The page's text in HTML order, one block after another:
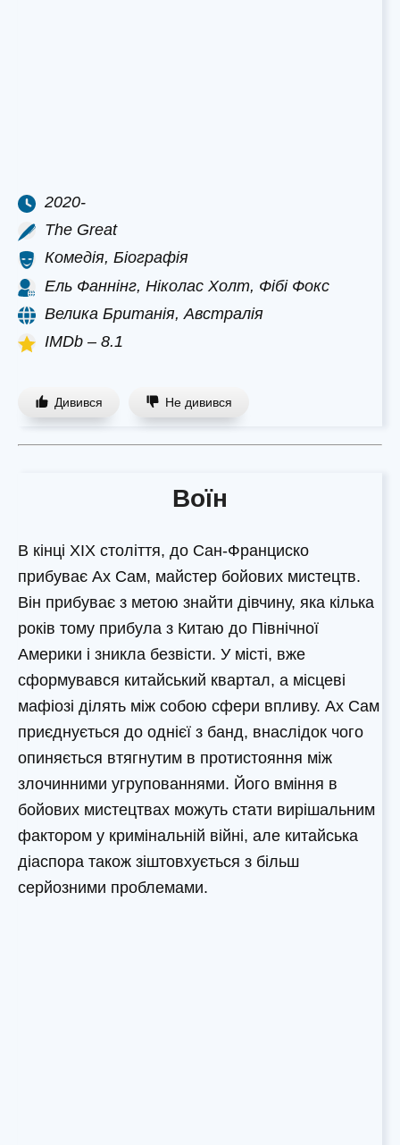
2020-
The Great
Комедія, Біографія
Ель Фаннінг, Ніколас Холт, Фібі Фокс
Велика Британія, Австралія
IMDb – 8.1
Дивився Не дивився
Воїн
В кінці XIX століття, до Сан-Франциско
прибуває Ах Сам, майстер бойових мистецтв.
Він прибуває з метою знайти дівчину, яка кілька
років тому прибула з Китаю до Північної
Америки і зникла безвісти. У місті, вже
сформувався китайський квартал, а місцеві
мафіозі ділять між собою сфери впливу. Ах Сам
приєднується до однієї з банд, внаслідок чого
опиняється втягнутим в протистояння між
злочинними угрупованнями. Його вміння в
бойових мистецтвах можуть стати вирішальним
фактором у кримінальній війні, але китайська
діаспора також зіштовхується з більш
серйозними проблемами.